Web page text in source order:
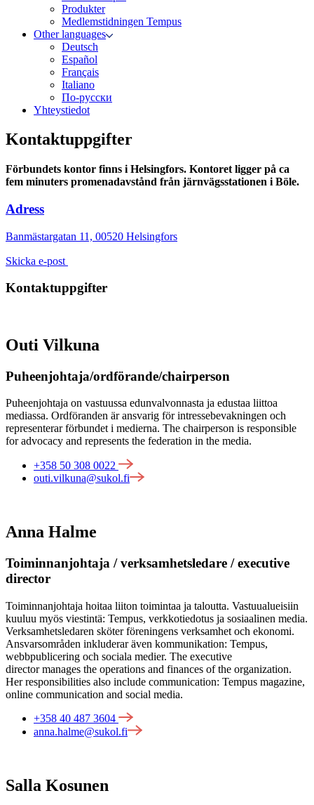
Produkter
Medlemstidningen Tempus
Other languages
Deutsch
Español
Français
Italiano
По-русски
Yhteystiedot
Kontaktuppgifter
Förbundets kontor finns i Helsingfors. Kontoret ligger på ca
fem minuters promenadavstånd från järnvägsstationen i Böle.
Adress
Banmästargatan 11, 00520 Helsingfors
Skicka e-post
Kontaktuppgifter
Outi Vilkuna
Puheenjohtaja/ordförande/chairperson
Puheenjohtaja on vastuussa edunvalvonnasta ja edustaa liittoa
mediassa. Ordföranden är ansvarig för intressebevakningen och
representerar förbundet i medierna. The chairperson is responsible
for advocacy and represents the federation in the media.
+358 50 308 0022
outi.vilkuna@sukol.fi
Anna Halme
Toiminnanjohtaja / verksamhetsledare / executive
director
Toiminnanjohtaja hoitaa liiton toimintaa ja taloutta. Vastuualueisiin
kuuluu myös viestintä: Tempus, verkkotiedotus ja sosiaalinen media.
Verksamhetsledaren sköter föreningens verksamhet och ekonomi.
Ansvarsområden inkluderar även kommunikation: Tempus,
webbpublicering och sociala medier. The executive
director manages the operations and finances of the organization.
Her responsibilities also include communication: Tempus magazine,
online communication and social media.
+358 40 487 3604
anna.halme@sukol.fi
Salla Kosunen